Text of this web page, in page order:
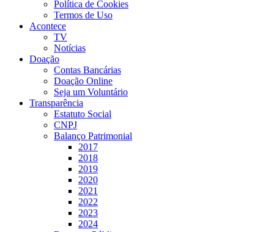
Política de Cookies
Termos de Uso
Acontece
TV
Notícias
Doação
Contas Bancárias
Doação Online
Seja um Voluntário
Transparência
Estatuto Social
CNPJ
Balanço Patrimonial
2017
2018
2019
2020
2021
2022
2023
2024